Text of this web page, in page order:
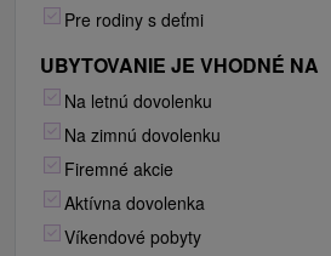
Pre rodiny s deťmi
UBYTOVANIE JE VHODNÉ NA
Na letnú dovolenku
Na zimnú dovolenku
Firemné akcie
Aktívna dovolenka
Víkendové pobyty